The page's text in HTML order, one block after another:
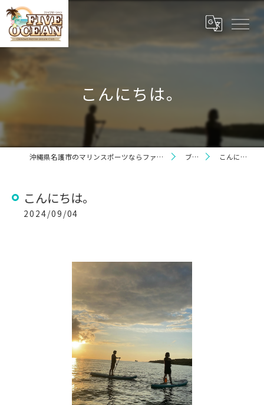
こんにちは。
沖縄県名護市のマリンスポーツならファイブオーシャン ブログ こんにちは。
こんにちは。
2024/09/04